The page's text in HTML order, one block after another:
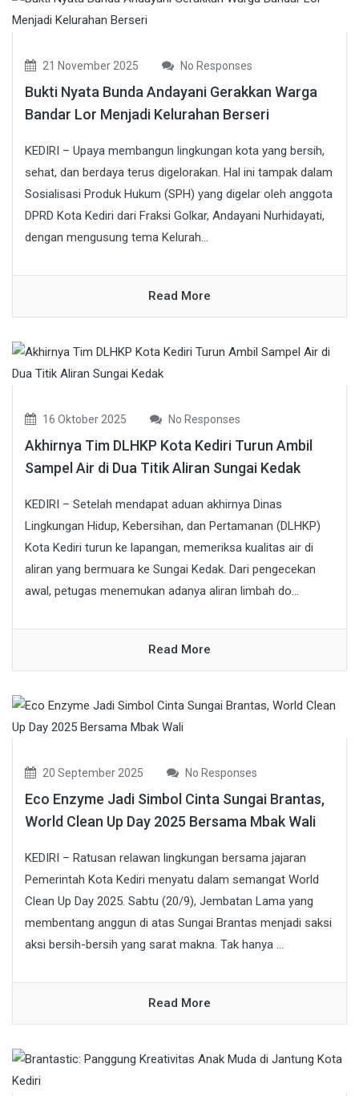
21 November 2025 No Responses
Bukti Nyata Bunda Andayani Gerakkan Warga
Bandar Lor Menjadi Kelurahan Berseri
KEDIRI – Upaya membangun lingkungan kota yang bersih,
sehat, dan berdaya terus digelorakan. Hal ini tampak dalam
Sosialisasi Produk Hukum (SPH) yang digelar oleh anggota
DPRD Kota Kediri dari Fraksi Golkar, Andayani Nurhidayati,
dengan mengusung tema Kelurah...
Read More
16 Oktober 2025 No Responses
Akhirnya Tim DLHKP Kota Kediri Turun Ambil
Sampel Air di Dua Titik Aliran Sungai Kedak
KEDIRI – Setelah mendapat aduan akhirnya Dinas
Lingkungan Hidup, Kebersihan, dan Pertamanan (DLHKP)
Kota Kediri turun ke lapangan, memeriksa kualitas air di
aliran yang bermuara ke Sungai Kedak. Dari pengecekan
awal, petugas menemukan adanya aliran limbah do...
Read More
20 September 2025 No Responses
Eco Enzyme Jadi Simbol Cinta Sungai Brantas,
World Clean Up Day 2025 Bersama Mbak Wali
KEDIRI – Ratusan relawan lingkungan bersama jajaran
Pemerintah Kota Kediri menyatu dalam semangat World
Clean Up Day 2025. Sabtu (20/9), Jembatan Lama yang
membentang anggun di atas Sungai Brantas menjadi saksi
aksi bersih-bersih yang sarat makna. Tak hanya ...
Read More